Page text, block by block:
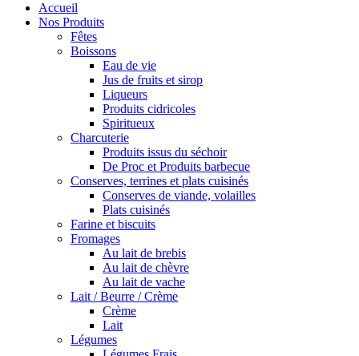
Accueil
Nos Produits
Fêtes
Boissons
Eau de vie
Jus de fruits et sirop
Liqueurs
Produits cidricoles
Spiritueux
Charcuterie
Produits issus du séchoir
De Proc et Produits barbecue
Conserves, terrines et plats cuisinés
Conserves de viande, volailles
Plats cuisinés
Farine et biscuits
Fromages
Au lait de brebis
Au lait de chèvre
Au lait de vache
Lait / Beurre / Crème
Crème
Lait
Légumes